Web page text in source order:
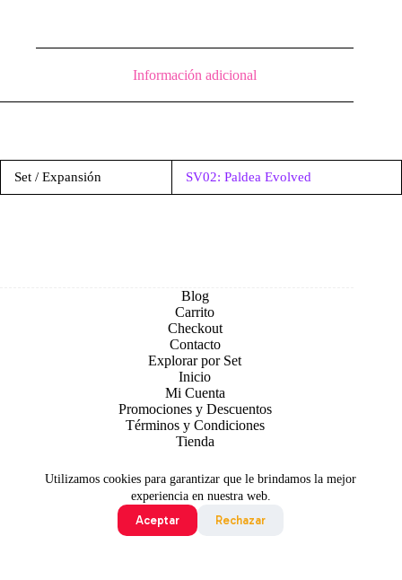
Utilizamos cookies para garantizar que le brindamos la mejor
experiencia en nuestra web.
Aceptar
Rechazar
Información adicional
Set / Expansión SV02: Paldea Evolved
Blog
Carrito
Checkout
Contacto
Explorar por Set
Inicio
Mi Cuenta
Promociones y Descuentos
Términos y Condiciones
Tienda
Todo contenido original es sujeto de Copyright © 2026 TCG